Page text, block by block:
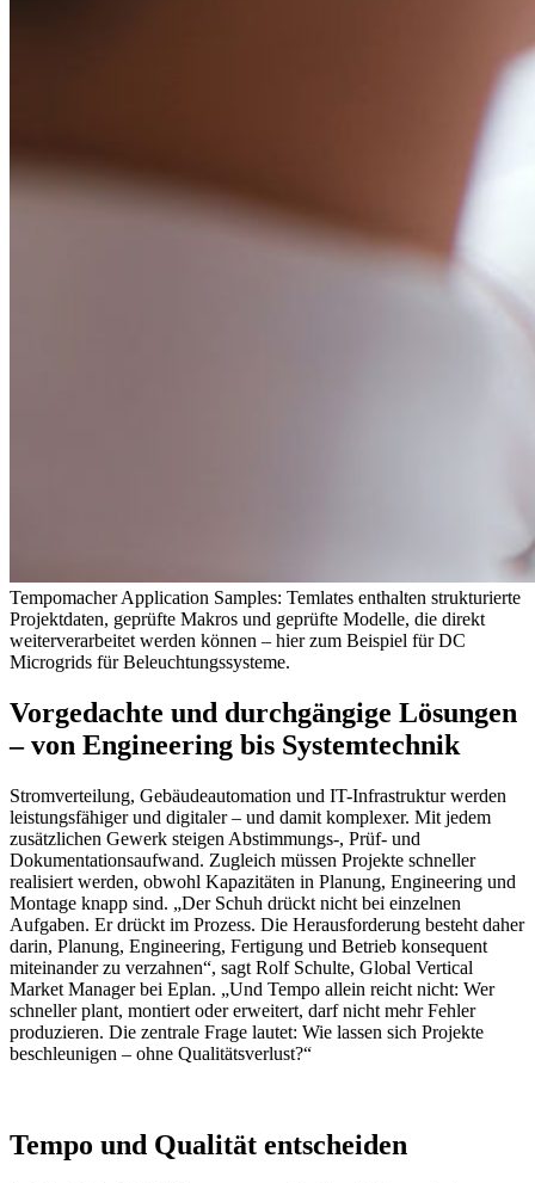
Tempomacher Application Samples: Temlates enthalten strukturierte
Projektdaten, geprüfte Makros und geprüfte Modelle, die direkt
weiterverarbeitet werden können – hier zum Beispiel für DC
Microgrids für Beleuchtungssysteme.
Vorgedachte und durchgängige Lösungen
– von Engineering bis Systemtechnik
Stromverteilung, Gebäudeautomation und IT-Infrastruktur werden
leistungsfähiger und digitaler – und damit komplexer. Mit jedem
zusätzlichen Gewerk steigen Abstimmungs-, Prüf- und
Dokumentationsaufwand. Zugleich müssen Projekte schneller
realisiert werden, obwohl Kapazitäten in Planung, Engineering und
Montage knapp sind. „Der Schuh drückt nicht bei einzelnen
Aufgaben. Er drückt im Prozess. Die Herausforderung besteht daher
darin, Planung, Engineering, Fertigung und Betrieb konsequent
miteinander zu verzahnen“, sagt Rolf Schulte, Global Vertical
Market Manager bei Eplan. „Und Tempo allein reicht nicht: Wer
schneller plant, montiert oder erweitert, darf nicht mehr Fehler
produzieren. Die zentrale Frage lautet: Wie lassen sich Projekte
beschleunigen – ohne Qualitätsverlust?“
Tempo und Qualität entscheiden